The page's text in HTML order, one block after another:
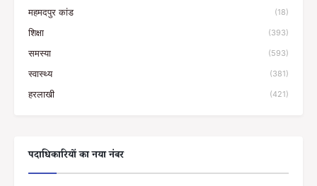
महमदपुर कांड (18)
शिक्षा (393)
समस्या (593)
स्वास्थ्य (381)
हरलाखी (421)
पदाधिकारियों का नया नंबर